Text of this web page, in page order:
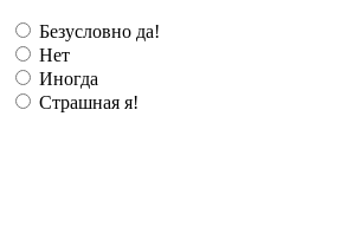
Безусловно да!
Нет
Иногда
Страшная я!